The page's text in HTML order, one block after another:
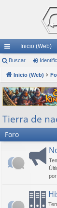
nl
ac
es
rá
pi
do
Inicio (Web)
Buscar
Inicio (Web)
Tierra de
Foro
por